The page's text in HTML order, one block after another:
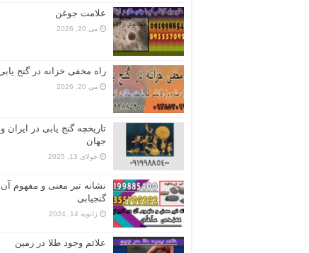
علامت جوغن
می 20, 2026
راه مخفی خزانه در گنج
می 20, 2026
تاریخچه گنج‌ یابی در ایران و
جهان
جولای 13, 2025
نشانه تبر معنی و مفهوم آن
گنجیابی
ژانویه 14, 2024
علائم وجود طلا در زمین